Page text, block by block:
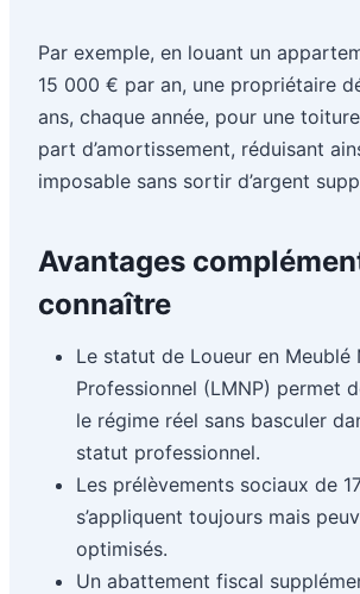
Par exemple, en louant un
15 000 € par an, une propriétaire
ans, chaque année, pour une
part d’amortissement, réduisant
imposable sans sortir d’argent
Avantages
connaître
Le statut de Loueur en Meublé
Professionnel (LMNP) permet
le régime réel sans basculer
statut professionnel.
Les prélèvements sociaux de
s’appliquent toujours mais
optimisés.
Un abattement fiscal